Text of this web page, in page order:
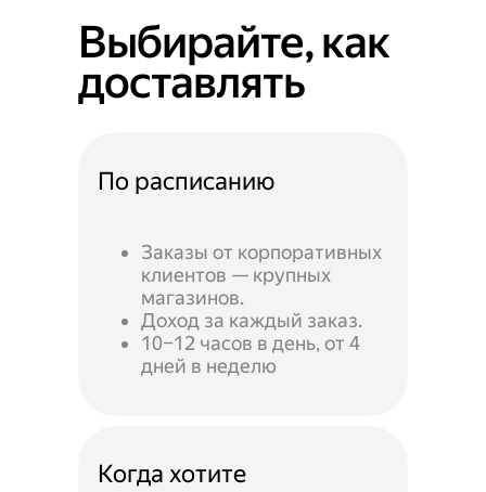
Выбирайте, как
доставлять
По расписанию
Заказы от корпоративных
клиентов — крупных
магазинов.
Доход за каждый заказ.
10–12 часов в день, от 4
дней в неделю
Когда хотите